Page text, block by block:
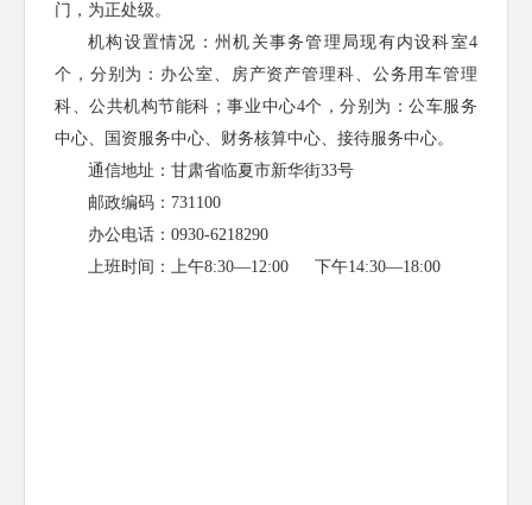
门，为正处级。
机构设置情况：州机关事务管理局现有内设科室4
个，分别为：办公室、房产资产管理科、公务用车管理
科、公共机构节能科；事业中心4个，分别为：公车服务
中心、国资服务中心、财务核算中心、接待服务中心。
通信地址：甘肃省临夏市新华街33号
邮政编码： 731100
办公电话： 0930-6218290
上班时间：上午8:30—12:00 下午14:30—18:00